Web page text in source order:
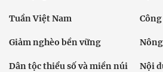
Tuần Việt Nam
Giảm nghèo bền vững
Dân tộc thiểu số và miền núi Nội